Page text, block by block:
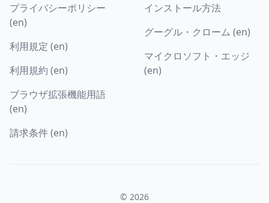
プライバシーポリシー
(en)
利用規定 (en)
利用規約 (en)
ブラウザ拡張機能用語
(en)
請求条件 (en)
インストール方法
グーグル・クローム (en)
マイクロソフト・エッジ
(en)
© 2026